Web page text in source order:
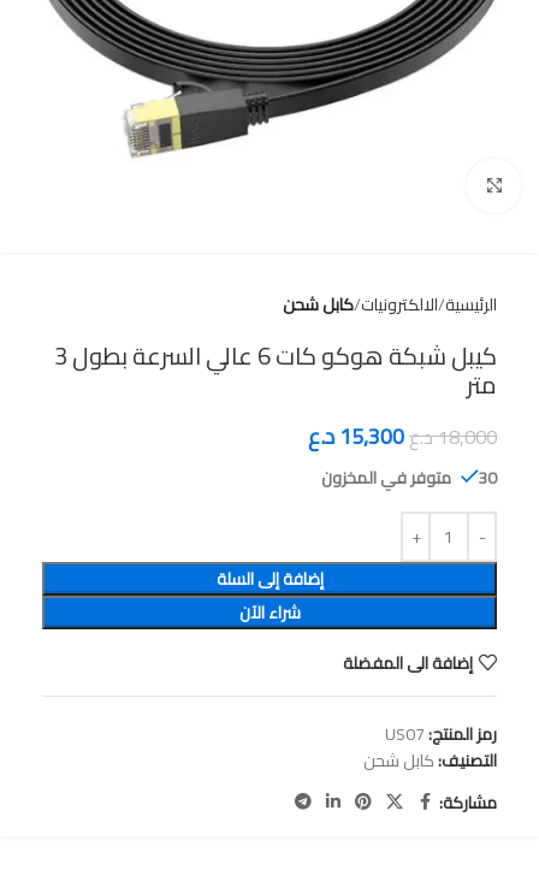
الرئيسية الالكترونيات كابل شحن
كيبل شبكة هوكو كات 6 عالي السرعة بطول 3
متر
18,000د.ع15,300د.ع
30 متوفر في المخزون
إضافة إلى السلة
شراء الآن
إضافة الى المفضلة
رمز المنتج:US07
التصنيف:كابل شحن
مشاركة: